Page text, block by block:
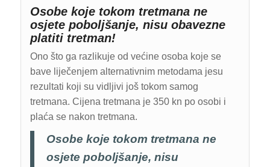
Osobe koje tokom tretmana ne
osjete poboljšanje, nisu obavezne
platiti tretman!
Ono što ga razlikuje od većine osoba koje se
bave liječenjem alternativnim metodama jesu
rezultati koji su vidljivi još tokom samog
tretmana. Cijena tretmana je 350 kn po osobi i
plaća se nakon tretmana.
Osobe koje tokom tretmana ne
osjete poboljšanje, nisu